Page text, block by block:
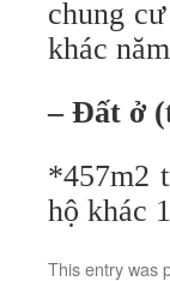
chung
khác
– Đất ở (
*457m2
hộ khác
This entry was